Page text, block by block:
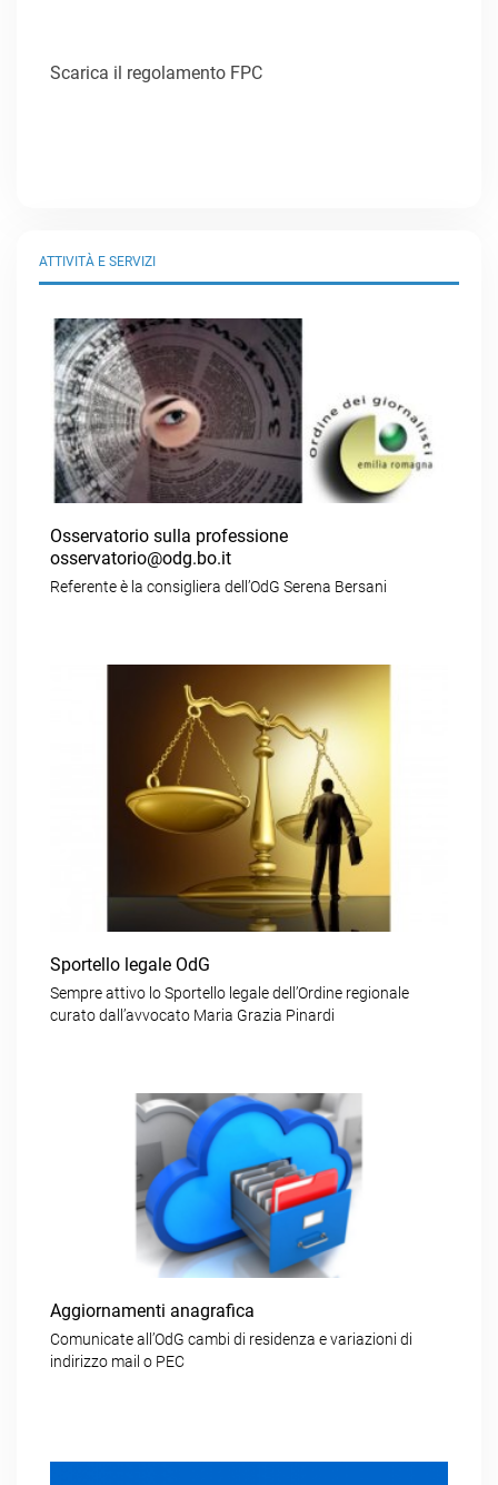
Scarica il regolamento FPC
ATTIVITÀ E SERVIZI
Osservatorio sulla professione
osservatorio@odg.bo.it
Referente è la consigliera dell’OdG Serena Bersani
Sportello legale OdG
Sempre attivo lo Sportello legale dell’Ordine regionale
curato dall’avvocato Maria Grazia Pinardi
Aggiornamenti anagrafica
Comunicate all’OdG cambi di residenza e variazioni di
indirizzo mail o PEC